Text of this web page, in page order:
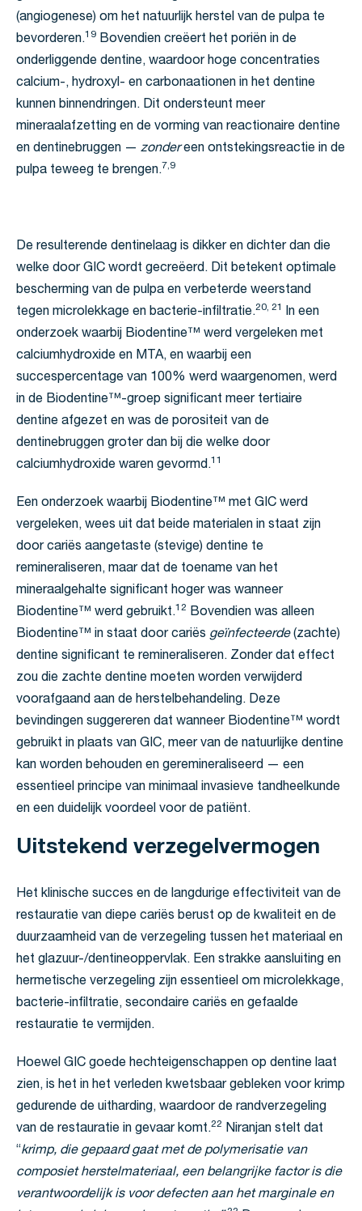
(angiogenese) om het natuurlijk herstel van de pulpa te
bevorderen.19 Bovendien creëert het poriën in de
onderliggende dentine, waardoor hoge concentraties
calcium-, hydroxyl- en carbonaationen in het dentine
kunnen binnendringen. Dit ondersteunt meer
mineraalafzetting en de vorming van reactionaire dentine
en dentinebruggen — zondereen ontstekingsreactie in de
pulpa teweeg te brengen.7,9
De resulterende dentinelaag is dikker en dichter dan die
welke door GIC wordt gecreëerd. Dit betekent optimale
bescherming van de pulpa en verbeterde weerstand
tegen microlekkage en bacterie-infiltratie.20, 21 In een
onderzoek waarbij Biodentine™ werd vergeleken met
calciumhydroxide en MTA, en waarbij een
succespercentage van 100% werd waargenomen, werd
in de Biodentine™-groep significant meer tertiaire
dentine afgezet en was de porositeit van de
dentinebruggen groter dan bij die welke door
calciumhydroxide waren gevormd.11
Een onderzoek waarbij Biodentine™ met GIC werd
vergeleken, wees uit dat beide materialen in staat zijn
door cariës aangetaste (stevige) dentine te
remineraliseren, maar dat de toename van het
mineraalgehalte significant hoger was wanneer
Biodentine™ werd gebruikt.12 Bovendien was alleen
Biodentine™ in staat door cariës geïnfecteerde(zachte)
dentine significant te remineraliseren. Zonder dat effect
zou die zachte dentine moeten worden verwijderd
voorafgaand aan de herstelbehandeling. Deze
bevindingen suggereren dat wanneer Biodentine™ wordt
gebruikt in plaats van GIC, meer van de natuurlijke dentine
kan worden behouden en geremineraliseerd — een
essentieel principe van minimaal invasieve tandheelkunde
en een duidelijk voordeel voor de patiënt.
Uitstekend verzegelvermogen
Het klinische succes en de langdurige effectiviteit van de
restauratie van diepe cariës berust op de kwaliteit en de
duurzaamheid van de verzegeling tussen het materiaal en
het glazuur-/dentineoppervlak. Een strakke aansluiting en
hermetische verzegeling zijn essentieel om microlekkage,
bacterie-infiltratie, secondaire cariës en gefaalde
restauratie te vermijden.
Hoewel GIC goede hechteigenschappen op dentine laat
zien, is het in het verleden kwetsbaar gebleken voor krimp
gedurende de uitharding, waardoor de randverzegeling
van de restauratie in gevaar komt.22 Niranjan stelt dat
“krimp, die gepaard gaat met de polymerisatie van
composiet herstelmateriaal, een belangrijke factor is die
verantwoordelijk is voor defecten aan het marginale en